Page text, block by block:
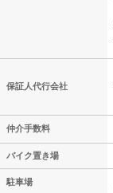
保証人代行会社
仲介手数料
バイク置き場
駐車場